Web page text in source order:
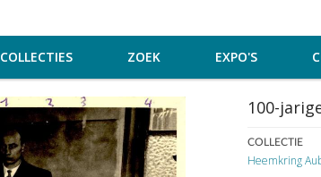
COLLECTIES ZOEK EXPO'S
100-
COLLECTIE
Heemkring